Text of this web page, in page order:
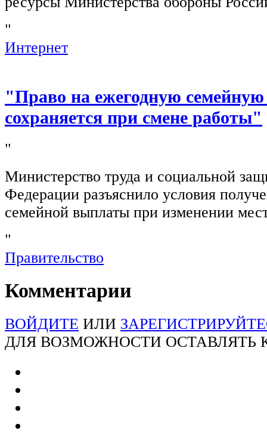
"
Интернет
"Право на ежегодную
сохраняется при смене работы"
"
Министерство труда и социальной
Федерации разъяснило условия
семейной выплаты при изменении
"
Правительство
Комментарии
ВОЙДИТЕ ИЛИ
ДЛЯ ВОЗМОЖНОСТИ ОСТАВЛЯТЬ